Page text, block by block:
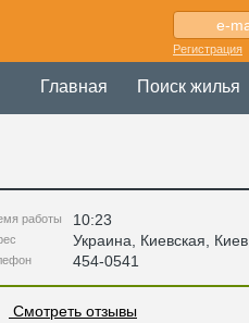
Регистрация
Главная Поиск жилья
работы 10:23
Украина Киевская , Киев,
454-0541
Смотреть отзывы